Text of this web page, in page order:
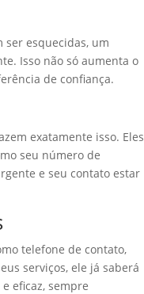
esquecidas, um
Isso não só aumenta o
de confiança.
exatamente isso. Eles
seu número de
e seu contato estar
telefone de contato,
serviços, ele já saberá
eficaz, sempre